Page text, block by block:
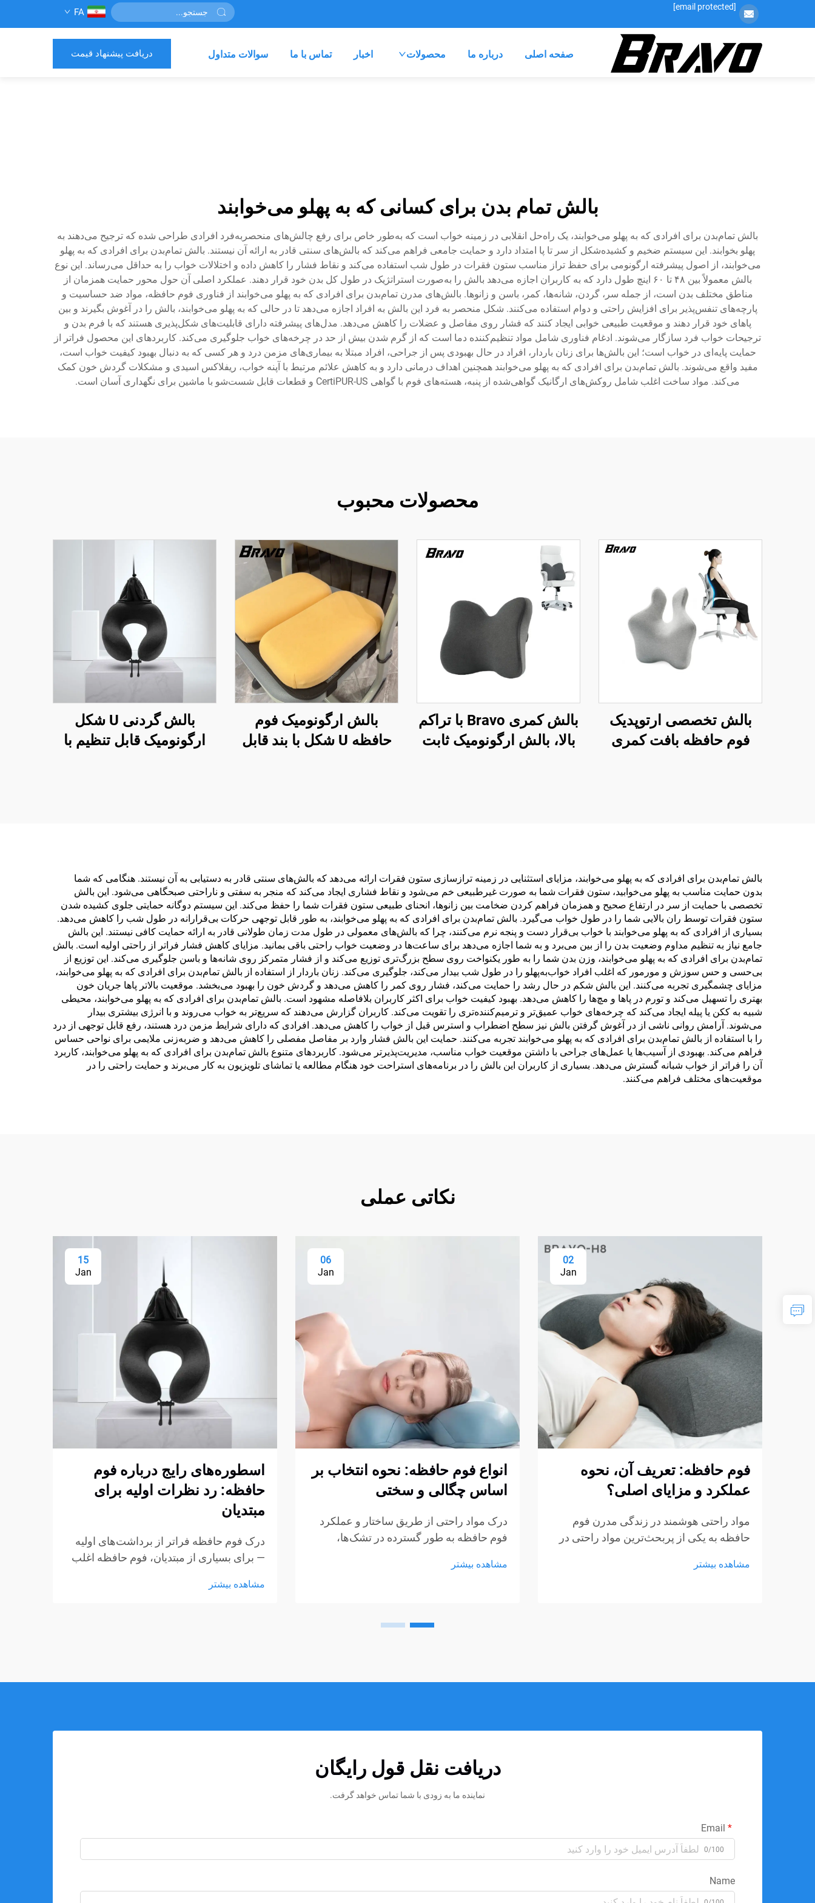
[email protected]
FA
صفحه اصلی درباره ما محصولات اخبار تماس با ما سوالات متداول دریافت پیشنهاد قیمت
بالش تمام بدن برای کسانی که به پهلو می‌خوابند
بالش تمام‌بدن برای افرادی که به پهلو می‌خوابند، یک راه‌حل انقلابی در زمینه خواب است که به‌طور خاص برای رفع چالش‌های منحصربه‌فرد افرادی طراحی شده که ترجیح می‌دهند به
پهلو بخوابند. این سیستم ضخیم و کشیده‌شکل از سر تا پا امتداد دارد و حمایت جامعی فراهم می‌کند که بالش‌های سنتی قادر به ارائه آن نیستند. بالش تمام‌بدن برای افرادی که به پهلو
می‌خوابند، از اصول پیشرفته ارگونومی برای حفظ تراز مناسب ستون فقرات در طول شب استفاده می‌کند و نقاط فشار را کاهش داده و اختلالات خواب را به حداقل می‌رساند. این نوع
بالش معمولاً بین ۴۸ تا ۶۰ اینچ طول دارد که به کاربران اجازه می‌دهد بالش را به‌صورت استراتژیک در طول کل بدن خود قرار دهند. عملکرد اصلی آن حول محور حمایت همزمان از
مناطق مختلف بدن است، از جمله سر، گردن، شانه‌ها، کمر، باسن و زانوها. بالش‌های مدرن تمام‌بدن برای افرادی که به پهلو می‌خوابند از فناوری فوم حافظه، مواد ضد حساسیت و
پارچه‌های تنفس‌پذیر برای افزایش راحتی و دوام استفاده می‌کنند. شکل منحصر به فرد این بالش به افراد اجازه می‌دهد تا در حالی که به پهلو می‌خوابند، بالش را در آغوش بگیرند و بین
پاهای خود قرار دهند و موقعیت طبیعی خوابی ایجاد کنند که فشار روی مفاصل و عضلات را کاهش می‌دهد. مدل‌های پیشرفته دارای قابلیت‌های شکل‌پذیری هستند که با فرم بدن و
ترجیحات خواب فرد سازگار می‌شوند. ادغام فناوری شامل مواد تنظیم‌کننده دما است که از گرم شدن بیش از حد در چرخه‌های خواب جلوگیری می‌کند. کاربردهای این محصول فراتر از
حمایت پایه‌ای در خواب است؛ این بالش‌ها برای زنان باردار، افراد در حال بهبودی پس از جراحی، افراد مبتلا به بیماری‌های مزمن درد و هر کسی که به دنبال بهبود کیفیت خواب است،
مفید واقع می‌شوند. بالش تمام‌بدن برای افرادی که به پهلو می‌خوابند همچنین اهداف درمانی دارد و به کاهش علائم مرتبط با آپنه خواب، ریفلاکس اسیدی و مشکلات گردش خون کمک
می‌کند. مواد ساخت اغلب شامل روکش‌های ارگانیک گواهی‌شده از پنبه، هسته‌های فوم با گواهی CertiPUR-US و قطعات قابل شست‌شو با ماشین برای نگهداری آسان است.
محصولات محبوب
بالش تخصصی ارتوپدیک
فوم حافظه بافت کمری
بالش کمری Bravo با تراکم
بالا، بالش ارگونومیک ثابت
بالش ارگونومیک فوم
حافظه U شکل با بند قابل
بالش گردنی U شکل
ارگونومیک قابل تنظیم با
بالش تمام‌بدن برای افرادی که به پهلو می‌خوابند، مزایای استثنایی در زمینه ترازسازی ستون فقرات ارائه می‌دهد که بالش‌های سنتی قادر به دستیابی به آن نیستند. هنگامی که شما
بدون حمایت مناسب به پهلو می‌خوابید، ستون فقرات شما به صورت غیرطبیعی خم می‌شود و نقاط فشاری ایجاد می‌کند که منجر به سفتی و ناراحتی صبحگاهی می‌شود. این بالش
تخصصی با حمایت از سر در ارتفاع صحیح و همزمان فراهم کردن ضخامت بین زانوها، انحنای طبیعی ستون فقرات شما را حفظ می‌کند. این سیستم دوگانه حمایتی جلوی کشیده شدن
ستون فقرات توسط ران بالایی شما را در طول خواب می‌گیرد. بالش تمام‌بدن برای افرادی که به پهلو می‌خوابند، به طور قابل توجهی حرکات بی‌قرارانه در طول شب را کاهش می‌دهد.
بسیاری از افرادی که به پهلو می‌خوابند با خواب بی‌قرار دست و پنجه نرم می‌کنند، چرا که بالش‌های معمولی در طول مدت زمان طولانی قادر به ارائه حمایت کافی نیستند. این بالش
جامع نیاز به تنظیم مداوم وضعیت بدن را از بین می‌برد و به شما اجازه می‌دهد برای ساعت‌ها در وضعیت خواب راحتی باقی بمانید. مزایای کاهش فشار فراتر از راحتی اولیه است. بالش
تمام‌بدن برای افرادی که به پهلو می‌خوابند، وزن بدن شما را به طور یکنواخت روی سطح بزرگ‌تری توزیع می‌کند و از فشار متمرکز روی شانه‌ها و باسن جلوگیری می‌کند. این توزیع از
بی‌حسی و حس سوزش و مورمور که اغلب افراد خواب‌به‌پهلو را در طول شب بیدار می‌کند، جلوگیری می‌کند. زنان باردار از استفاده از بالش تمام‌بدن برای افرادی که به پهلو می‌خوابند،
مزایای چشمگیری تجربه می‌کنند. این بالش شکم در حال رشد را حمایت می‌کند، فشار روی کمر را کاهش می‌دهد و گردش خون را بهبود می‌بخشد. موقعیت بالاتر پاها جریان خون
بهتری را تسهیل می‌کند و تورم در پاها و مچ‌ها را کاهش می‌دهد. بهبود کیفیت خواب برای اکثر کاربران بلافاصله مشهود است. بالش تمام‌بدن برای افرادی که به پهلو می‌خوابند، محیطی
شبیه به ککن یا پیله ایجاد می‌کند که چرخه‌های خواب عمیق‌تر و ترمیم‌کننده‌تری را تقویت می‌کند. کاربران گزارش می‌دهند که سریع‌تر به خواب می‌روند و با انرژی بیشتری بیدار
می‌شوند. آرامش روانی ناشی از در آغوش گرفتن بالش نیز سطح اضطراب و استرس قبل از خواب را کاهش می‌دهد. افرادی که دارای شرایط مزمن درد هستند، رفع قابل توجهی از درد
را با استفاده از بالش تمام‌بدن برای افرادی که به پهلو می‌خوابند تجربه می‌کنند. حمایت این بالش فشار وارد بر مفاصل مفصلی را کاهش می‌دهد و ضربه‌زنی ملایمی برای نواحی حساس
فراهم می‌کند. بهبودی از آسیب‌ها یا عمل‌های جراحی با داشتن موقعیت خواب مناسب، مدیریت‌پذیرتر می‌شود. کاربردهای متنوع بالش تمام‌بدن برای افرادی که به پهلو می‌خوابند، کاربرد
آن را فراتر از خواب شبانه گسترش می‌دهد. بسیاری از کاربران این بالش را در برنامه‌های استراحت خود هنگام مطالعه یا تماشای تلویزیون به کار می‌برند و حمایت راحتی را در
موقعیت‌های مختلف فراهم می‌کنند.
نکاتی عملی
02
Jan
فوم حافظه: تعریف آن، نحوه
عملکرد و مزایای اصلی؟
مواد راحتی هوشمند در زندگی مدرن فوم
حافظه به یکی از پربحث‌ترین مواد راحتی در
شخصی تبدیل شده است. از تشک‌ها و بالش‌ها
مشاهده بیشتر
06
Jan
انواع فوم حافظه: نحوه انتخاب بر
اساس چگالی و سختی
درک مواد راحتی از طریق ساختار و عملکرد
فوم حافظه به طور گسترده در تشک‌ها،
می‌شود، اما هنوز بسیاری از خریداران در
مشاهده بیشتر
15
Jan
اسطوره‌های رایج درباره فوم
حافظه: رد نظرات اولیه برای
مبتدیان
درک فوم حافظه فراتر از برداشت‌های اولیه
— برای بسیاری از مبتدیان، فوم حافظه اغلب
تبلیغات، گفتگوهای غیررسمی یا تجربیات کوتاه
مشاهده بیشتر
دریافت نقل قول رایگان
نماینده ما به زودی با شما تماس خواهد گرفت.
0/100
Name